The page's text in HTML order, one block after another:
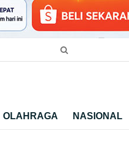
OLAHRAGA NASIONAL